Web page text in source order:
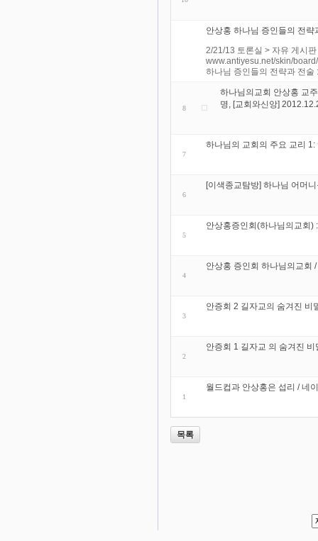
안상홍 하나님 증인들의 전략
2/21/13 토론실 > 자유 게시
www.antiyesu.net/skin/
하나님 증인들의 전략과 전
8
하나님의교회 안상홍 교
명, [교회와신앙]
7
하나님의 교회의 주요 교리 1:
6
[이색종교탐방] 하나님 어머
5
안상홍증인회(하나님의교회)
4
안상홍 증인회 하나님의교회
3
안증회 2 길자교의 숨겨진 비
2
안증회 1 길자교 의 숨겨진
1
월드컵과 안상홍은 섭리 / 네
목록